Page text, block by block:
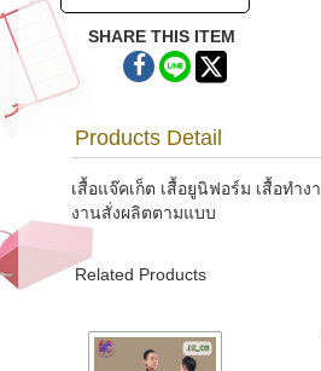
SHARE THIS ITEM
Products Detail
เสื้อแจ๊คเก็ต เสื้อยูนิฟอร์ม เสื้อทำง
งานสั่งผลิตตามแบบ
Related Products